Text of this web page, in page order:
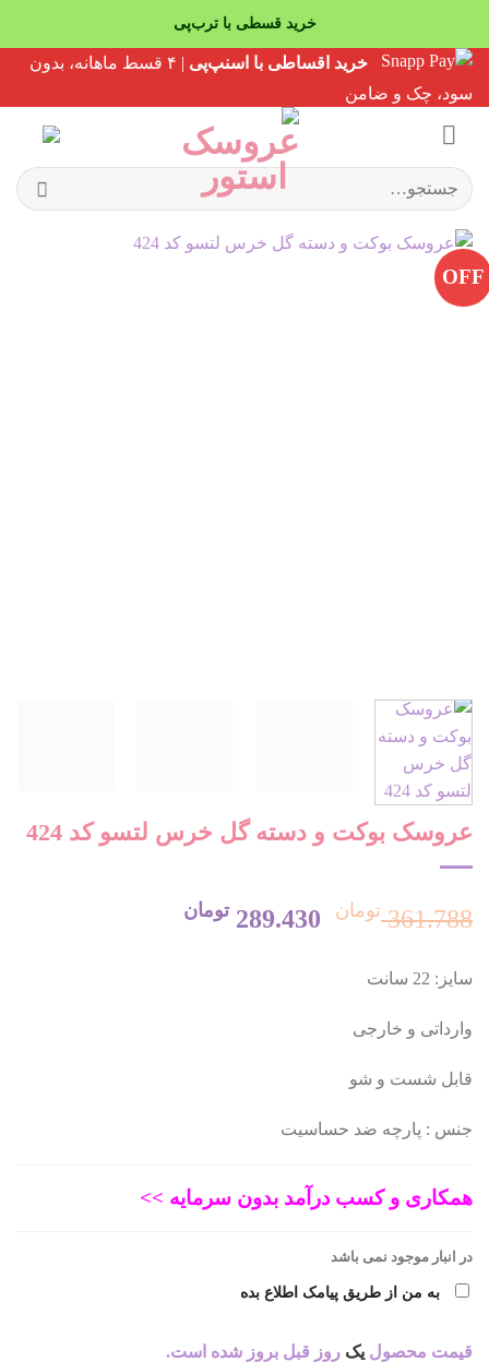
خرید قسطی با ترب‌پی
Skip
خرید اقساطی با اسنپ‌پی
| ۴ قسط ماهانه، بدون
سود، چک و ضامن
جستجو
برای:
OFF
عروسک بوکت و دسته گل خرس لتسو کد 424
361.788 تومان قیمت
289.430 تومان
سایز: 22 سانت
وارداتی و خارجی
قابل شست و شو
جنس : پارچه ضد حساسیت
همکاری و کسب درآمد بدون سرمایه >>
در انبار موجود نمی باشد
به من از طریق پیامک اطلاع بده
قیمت محصول یک روز قبل بروز شده است.